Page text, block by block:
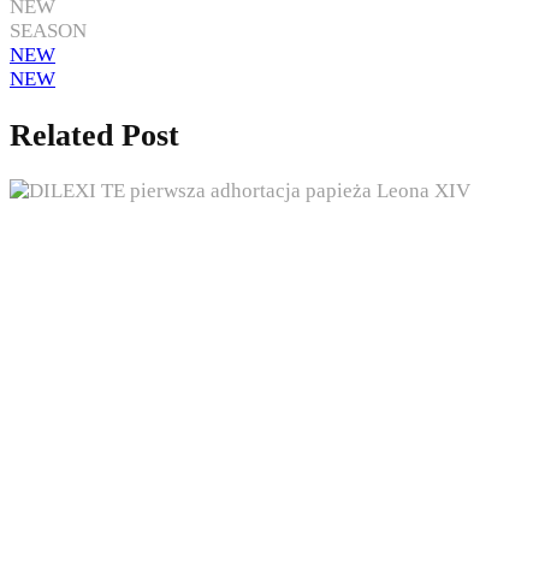
NEW
SEASON
NEW
NEW
Related Post